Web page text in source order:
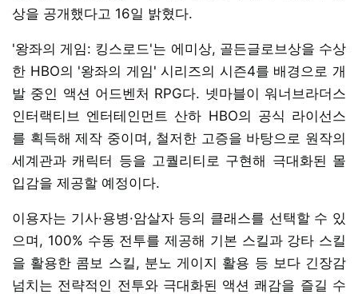
상을 공개했다고 16일 밝혔다.
'왕좌의 게임: 킹스로드'는 에미상, 골든글로브상을 수상
한 HBO의 '왕좌의 게임' 시리즈의 시즌4를 배경으로 개
발 중인 액션 어드벤처 RPG다. 넷마블이 워너브라더스
인터랙티브 엔터테인먼트 산하 HBO의 공식 라이선스
를 획득해 제작 중이며, 철저한 고증을 바탕으로 원작의
세계관과 캐릭터 등을 고퀄리티로 구현해 극대화된 몰
입감을 제공할 예정이다.
이용자는 기사·용병·암살자 등의 클래스를 선택할 수 있
으며, 100% 수동 전투를 제공해 기본 스킬과 강타 스킬
을 활용한 콤보 스킬, 분노 게이지 활용 등 보다 긴장감
넘치는 전략적인 전투와 극대화된 액션 쾌감을 즐길 수